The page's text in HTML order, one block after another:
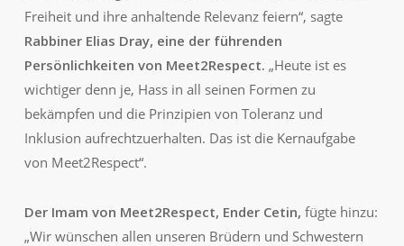
Freiheit und ihre anhaltende Relevanz feiern“, sagte
Rabbiner Elias Dray, eine der führenden
Persönlichkeiten von Meet2Respect. „Heute ist es
wichtiger denn je, Hass in all seinen Formen zu
bekämpfen und die Prinzipien von Toleranz und
Inklusion aufrechtzuerhalten. Das ist die Kernaufgabe
von Meet2Respect“.
Der Imam von Meet2Respect, Ender Cetin, fügte hinzu:
„Wir wünschen allen unseren Brüdern und Schwestern